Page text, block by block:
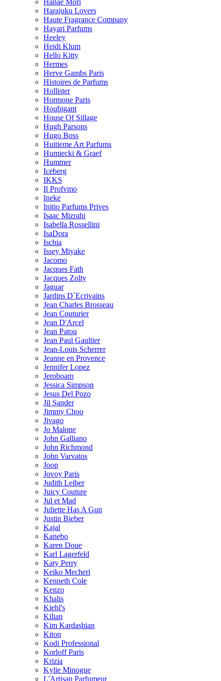
Hanae Mori
Harajuku Lovers
Haute Fragrance Company
Hayari Parfums
Heeley
Heidi Klum
Hello Kitty
Hermes
Herve Gambs Paris
Histoires de Parfums
Hollister
Hormone Paris
Houbigant
House Of Sillage
Hugh Parsons
Hugo Boss
Huitieme Art Parfums
Humiecki & Graef
Hummer
Iceberg
IKKS
Il Profvmo
Ineke
Initio Parfums Prives
Isaac Mizrahi
Isabella Rossellini
IsaDora
Ischia
Issey Miyake
Jacomo
Jacques Fath
Jacques Zolty
Jaguar
Jardins D`Ecrivains
Jean Charles Brosseau
Jean Couturier
Jean D'Arcel
Jean Patou
Jean Paul Gaultier
Jean-Louis Scherrer
Jeanne en Provence
Jennifer Lopez
Jeroboam
Jessica Simpson
Jesus Del Pozo
Jil Sander
Jimmy Choo
Jivago
Jo Malone
John Galliano
John Richmond
John Varvatos
Joop
Jovoy Paris
Judith Leiber
Juicy Couture
Jul et Mad
Juliette Has A Gun
Justin Bieber
Kajal
Kanebo
Karen Doue
Karl Lagerfeld
Katy Perry
Keiko Mecheri
Kenneth Cole
Kenzo
Khalis
Kiehl's
Kilian
Kim Kardashian
Kiton
Kodi Professional
Korloff Paris
Krizia
Kylie Minogue
L'Artisan Parfumeur